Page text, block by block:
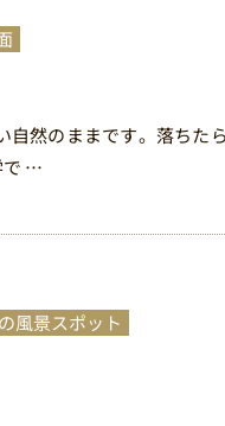
自然のままです。落ちた
で …
風景スポット